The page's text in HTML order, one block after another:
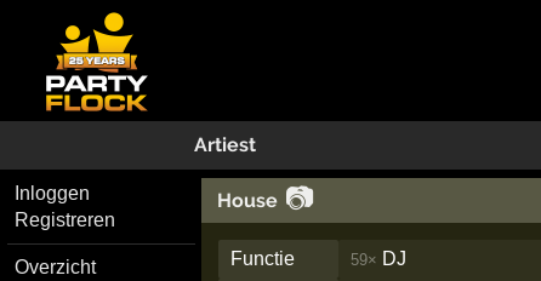
Artiest
Inloggen
Registreren
Overzicht
House 📷
Functie 59× DJ